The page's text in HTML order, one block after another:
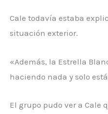
Cale todavía estaba
situación exterior.
«Además, la Estrella
haciendo nada y solo
El grupo pudo ver a Cale